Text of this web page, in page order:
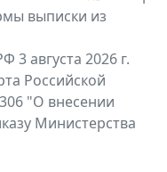
выписки из
3 августа 2026 г.
Российской
"О внесении
Министерства